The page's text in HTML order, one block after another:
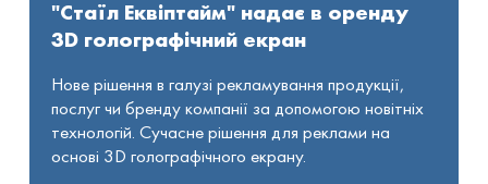
"Стаїл Еквіптайм" надає в оренду
3D голографічний екран
Нове рішення в галузі рекламування продукції,
послуг чи бренду компанії за допомогою новітніх
технологій. Сучасне рішення для реклами на
основі 3D голографічного екрану.